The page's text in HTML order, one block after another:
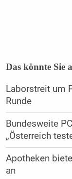
Das könnte Sie
Laborstreit um
Runde
Bundesweite
„Österreich
Apotheken
an